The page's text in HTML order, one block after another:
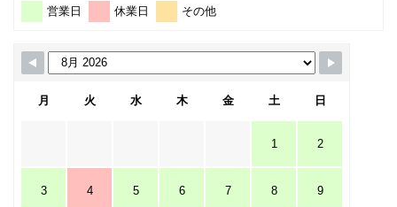
営業日 休業日 その他
月 火 水 木 金 土 日
1 2
3 4 5 6 7 8 9